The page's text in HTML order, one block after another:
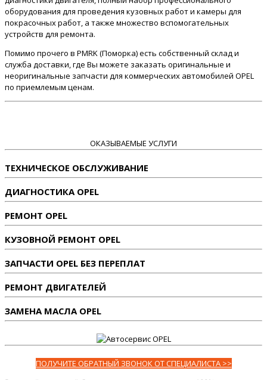
оборудования для проведения кузовных работ и камеры для
покрасочных работ, а также множество вспомогательных
устройств для ремонта.
Помимо прочего в PMRK (Поморка) есть собственный склад и
служба доставки, где Вы можете заказать оригинальные и
неоригинальные запчасти для коммерческих автомобилей OPEL
по приемлемым ценам.
ОКАЗЫВАЕМЫЕ УСЛУГИ
ТЕХНИЧЕСКОЕ ОБСЛУЖИВАНИЕ
ДИАГНОСТИКА OPEL
РЕМОНТ OPEL
КУЗОВНОЙ РЕМОНТ OPEL
ЗАПЧАСТИ OPEL БЕЗ ПЕРЕПЛАТ
РЕМОНТ ДВИГАТЕЛЕЙ
ЗАМЕНА МАСЛА OPEL
ПОЛУЧИТЕ ОБРАТНЫЙ ЗВОНОК ОТ СПЕЦИАЛИСТА >>